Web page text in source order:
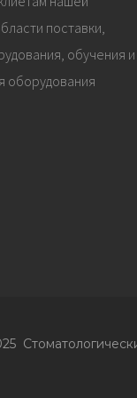
поставки,
обучения и
оборудования